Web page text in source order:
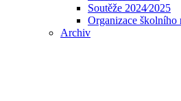
Soutěže 2024⁄2025
Organizace školního
Archiv